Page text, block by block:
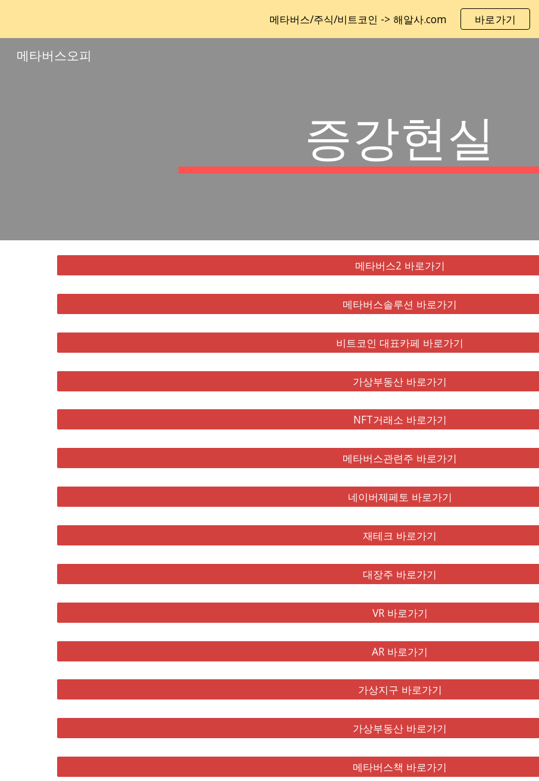
Skip to main content Skip to navigation
메타버스/주식/비트코인 -> 해알사.com 바로가기
메타버스오피
증강현실
메타버스2 바로가기
메타버스솔루션 바로가기
비트코인 대표카페 바로가기
가상부동산 바로가기
NFT거래소 바로가기
메타버스관련주 바로가기
네이버제페토 바로가기
재테크 바로가기
대장주 바로가기
VR 바로가기
AR 바로가기
가상지구 바로가기
가상부동산 바로가기
메타버스책 바로가기